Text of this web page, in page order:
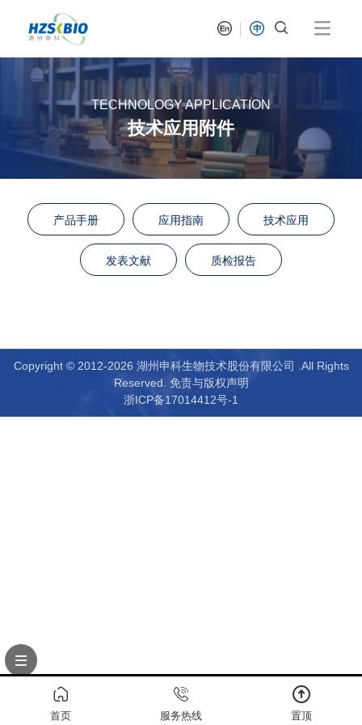
TECHNOLOGY APPLICATION
技术应用附件
产品手册 应用指南 技术应用
发表文献 质检报告
Copyright © 2012-2026 湖州申科生物技术股份有限公司 .All Rights
Reserved. 免责与版权声明
浙ICP备17014412号-1
首页 服务热线 置顶